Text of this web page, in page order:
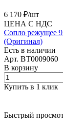
6 170 ₽/шт
ЦЕНА С НДС
Сопло режущее
(Оригинал)
Есть в наличии
Арт. BT0009060
В корзину
Купить в 1 клик
Быстрый